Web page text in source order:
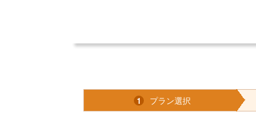
1 プラン選択